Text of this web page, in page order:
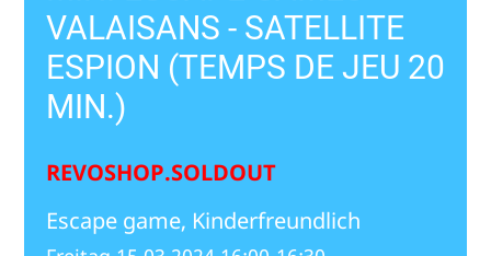
VALAISANS - SATELLITE
ESPION (TEMPS DE JEU 20
MIN.)
REVOSHOP.SOLDOUT
Escape game, Kinderfreundlich